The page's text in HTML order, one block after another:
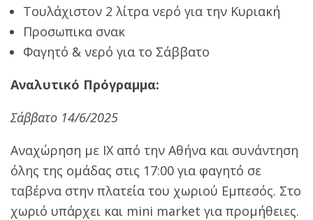
Τουλάχιστον 2 λίτρα νερό για την Κυριακή
Προσωπικα σνακ
Φαγητό & νερό για το Σάββατο
Αναλυτικό Πρόγραμμα:
Σάββατο 14/6/2025
Αναχώρηση με ΙΧ από την Αθήνα και συνάντηση
όλης της ομάδας στις 17:00 για φαγητό σε
ταβέρνα στην πλατεία του χωριού Εμπεσός. Στο
χωριό υπάρχει και mini market για προμήθειες.